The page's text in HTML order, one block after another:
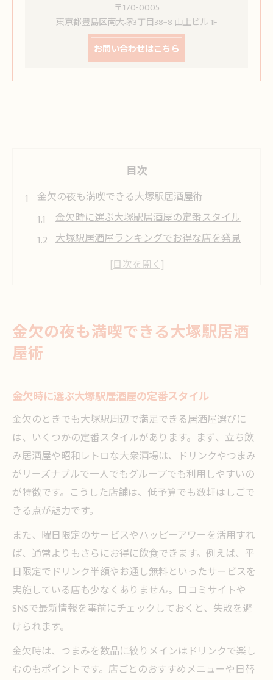
〒170-0005
東京都豊島区南大塚3丁目38−8 山上ビル 1F
お問い合わせはこちら
目次
金欠の夜も満喫できる大塚駅居酒屋術
金欠時に選ぶ大塚駅居酒屋の定番スタイル
大塚駅居酒屋ランキングでお得な店を発見
居酒屋四天王に学ぶコスパ重視の飲み歩き
コスパ重視の大塚駅周辺居酒屋活用法
コツ
チェーン居酒屋で金欠を乗り切るテクニッ
ク
お得な居酒屋クーポン活用で賢く節約飲み
ランキング上位の居酒屋に共通する特徴と
は
節約飲みに最適な居酒屋選びのポイント
金欠時に外せない居酒屋の節約ポイント
飲み放題安い居酒屋の見極め方と注意点
居酒屋ランキングでコスパ優先の店を探す
おしゃれな居酒屋で安く楽しむアイデア集
個室完備の居酒屋で安心して飲む方法
口コミ活用でお得に楽しむ大塚駅飲み歩き
口コミで選ぶ金欠時おすすめ居酒屋の実例
金欠の夜も満喫できる大塚駅居酒
屋術
金欠時に選ぶ大塚駅居酒屋の定番スタイル
金欠のときでも大塚駅周辺で満足できる居酒屋選びに
は、いくつかの定番スタイルがあります。まず、立ち飲
み居酒屋や昭和レトロな大衆酒場は、ドリンクやつまみ
がリーズナブルで一人でもグループでも利用しやすいの
が特徴です。こうした店舗は、低予算でも数軒はしごで
きる点が魅力です。
また、曜日限定のサービスやハッピーアワーを活用すれ
ば、通常よりもさらにお得に飲食できます。例えば、平
日限定でドリンク半額やお通し無料といったサービスを
実施している店も少なくありません。口コミサイトや
SNSで最新情報を事前にチェックしておくと、失敗を避
けられます。
金欠時は、つまみを数品に絞りメインはドリンクで楽し
むのもポイントです。店ごとのおすすめメニューや日替